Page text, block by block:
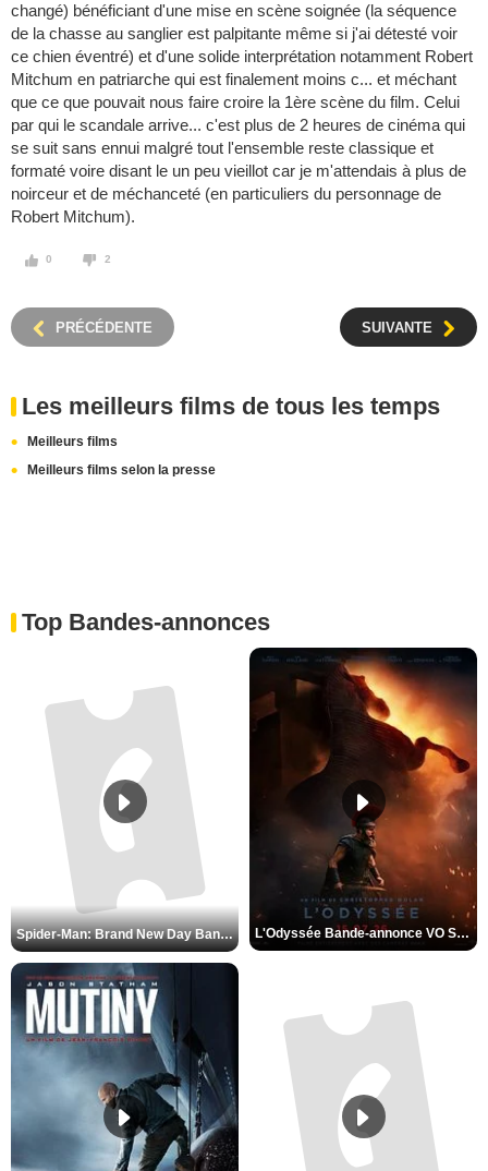
changé) bénéficiant d'une mise en scène soignée (la séquence
de la chasse au sanglier est palpitante même si j'ai détesté voir
ce chien éventré) et d'une solide interprétation notamment Robert
Mitchum en patriarche qui est finalement moins c... et méchant
que ce que pouvait nous faire croire la 1ère scène du film. Celui
par qui le scandale arrive... c'est plus de 2 heures de cinéma qui
se suit sans ennui malgré tout l'ensemble reste classique et
formaté voire disant le un peu vieillot car je m'attendais à plus de
noirceur et de méchanceté (en particuliers du personnage de
Robert Mitchum).
0 2
PRÉCÉDENTE SUIVANTE
Les meilleurs films de tous les temps
Meilleurs films
Meilleurs films selon la presse
Top Bandes-annonces
Spider-Man: Brand New Day Bande-annonce VO STFR L'Odyssée Bande-annonce VO STFR